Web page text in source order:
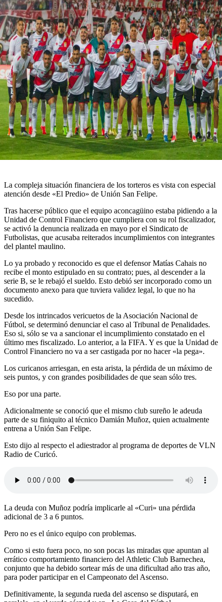
La compleja situación financiera de los torteros es vista con especial
atención desde «El Predio» de Unión San Felipe.
Tras hacerse público que el equipo aconcagüino estaba pidiendo a la
Unidad de Control Financiero que cumpliera con su rol fiscalizador,
se activó la denuncia realizada en mayo por el Sindicato de
Futbolistas, que acusaba reiterados incumplimientos con integrantes
del plantel maulino.
Lo ya probado y reconocido es que el defensor Matías Cahais no
recibe el monto estipulado en su contrato; pues, al descender a la
serie B, se le rebajó el sueldo. Esto debió ser incorporado como un
documento anexo para que tuviera validez legal, lo que no ha
sucedido.
Desde los intrincados vericuetos de la Asociación Nacional de
Fútbol, se determinó denunciar el caso al Tribunal de Penalidades.
Eso si, sólo se va a sancionar el incumplimiento constatado en el
último mes fiscalizado. Lo anterior, a la FIFA. Y es que la Unidad de
Control Financiero no va a ser castigada por no hacer «la pega».
Los curicanos arriesgan, en esta arista, la pérdida de un máximo de
seis puntos, y con grandes posibilidades de que sean sólo tres.
Eso por una parte.
Adicionalmente se conoció que el mismo club sureño le adeuda
parte de su finiquito al técnico Damián Muñoz, quien actualmente
entrena a Unión San Felipe.
Esto dijo al respecto el adiestrador al programa de deportes de VLN
Radio de Curicó.
La deuda con Muñoz podría implicarle al «Curi» una pérdida
adicional de 3 a 6 puntos.
Pero no es el único equipo con problemas.
Como si esto fuera poco, no son pocas las miradas que apuntan al
errático comportamiento financiero del Athletic Club Barnechea,
conjunto que ha debido sortear más de una dificultad año tras año,
para poder participar en el Campeonato del Ascenso.
Definitivamente, la segunda rueda del ascenso se disputará, en